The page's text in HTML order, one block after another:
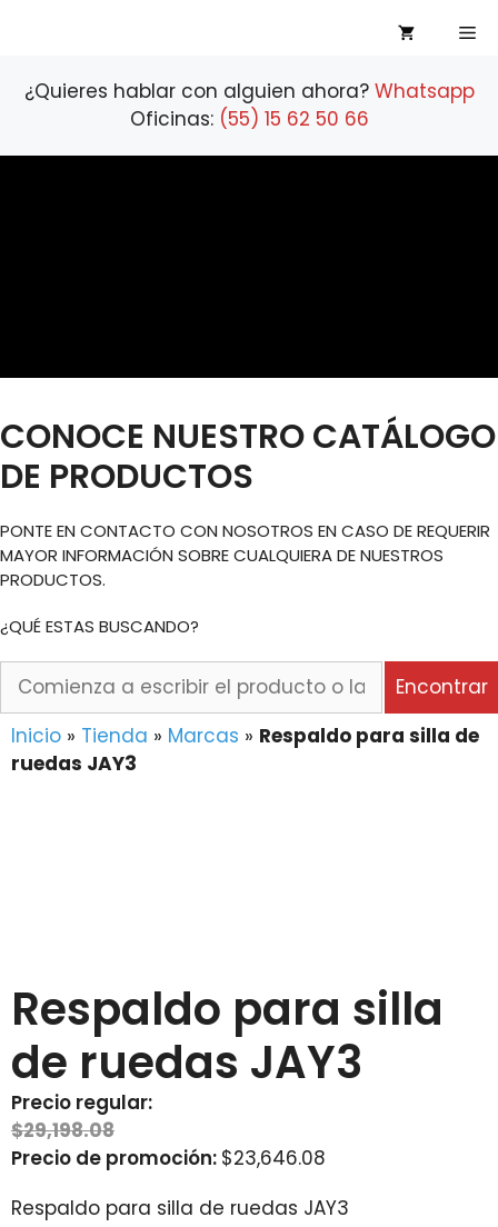
¿Quieres hablar con alguien ahora? Whatsapp
Oficinas: (55) 15 62 50 66
CONOCE NUESTRO CATÁLOGO
DE PRODUCTOS
PONTE EN CONTACTO CON NOSOTROS EN CASO DE REQUERIR
MAYOR INFORMACIÓN SOBRE CUALQUIERA DE NUESTROS
PRODUCTOS.
¿QUÉ ESTAS BUSCANDO?
Comienza
escribir
el
Encontrar
Inicio » Tienda » Marcas » Respaldo para silla de
ruedas JAY3
Respaldo para silla
de ruedas JAY3
Precio regular:
$29,198.08
Precio de promoción: $23,646.08
Respaldo para silla de ruedas JAY3